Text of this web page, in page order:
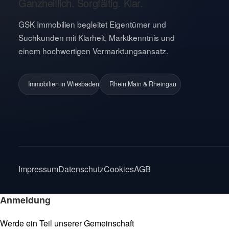
Ganzheitlich. Sorgfältig. Klar.
GSK Immobilien begleitet Eigentümer und
Suchkunden mit Klarheit, Marktkenntnis und
einem hochwertigen Vermarktungsansatz.
Immobilien in Wiesbaden Rhein Main & Rheingau
ImpressumDatenschutzCookiesAGB
Anmeldung
Werde ein Teil unserer Gemeinschaft